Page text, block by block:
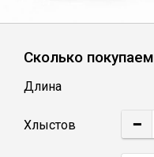
Швеллер
Сколько покупаем
Длина
Хлыстов −